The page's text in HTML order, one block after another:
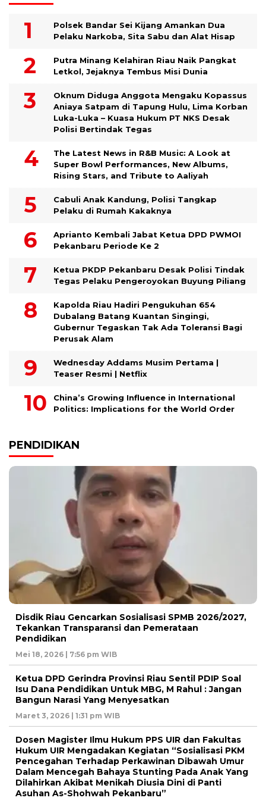
Polsek Bandar Sei Kijang Amankan Dua
Pelaku Narkoba, Sita Sabu dan Alat Hisap
Putra Minang Kelahiran Riau Naik Pangkat
Letkol, Jejaknya Tembus Misi Dunia
Oknum Diduga Anggota Mengaku Kopassus
Aniaya Satpam di Tapung Hulu, Lima Korban
Luka-Luka – Kuasa Hukum PT NKS Desak
Polisi Bertindak Tegas
The Latest News in R&B Music: A Look at
Super Bowl Performances, New Albums,
Rising Stars, and Tribute to Aaliyah
Cabuli Anak Kandung, Polisi Tangkap
Pelaku di Rumah Kakaknya
Aprianto Kembali Jabat Ketua DPD PWMOI
Pekanbaru Periode Ke 2
Ketua PKDP Pekanbaru Desak Polisi Tindak
Tegas Pelaku Pengeroyokan Buyung Piliang
Kapolda Riau Hadiri Pengukuhan 654
Dubalang Batang Kuantan Singingi,
Gubernur Tegaskan Tak Ada Toleransi Bagi
Perusak Alam
Wednesday Addams Musim Pertama |
Teaser Resmi | Netflix
China’s Growing Influence in International
Politics: Implications for the World Order
PENDIDIKAN
Disdik Riau Gencarkan Sosialisasi SPMB 2026/2027,
Tekankan Transparansi dan Pemerataan
Pendidikan
Mei 18, 2026 | 7:56 pm WIB
Ketua DPD Gerindra Provinsi Riau Sentil PDIP Soal
Isu Dana Pendidikan Untuk MBG, M Rahul : Jangan
Bangun Narasi Yang Menyesatkan
Maret 3, 2026 | 1:31 pm WIB
Dosen Magister Ilmu Hukum PPS UIR dan Fakultas
Hukum UIR Mengadakan Kegiatan “Sosialisasi PKM
Pencegahan Terhadap Perkawinan Dibawah Umur
Dalam Mencegah Bahaya Stunting Pada Anak Yang
Dilahirkan Akibat Menikah Diusia Dini di Panti
Asuhan As-Shohwah Pekanbaru”